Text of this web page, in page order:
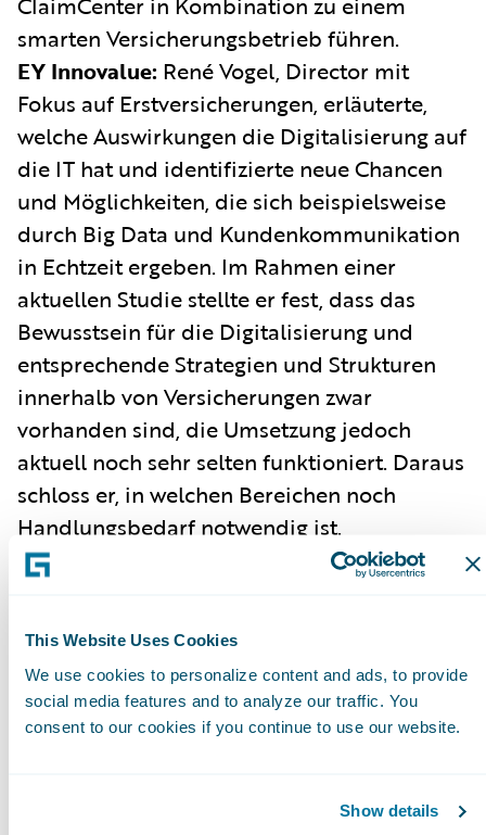
This Website Uses Cookies
We use cookies to personalize content and ads, to provide
social media features and to analyze our traffic. You
consent to our cookies if you continue to use our website.
Show details
smarten Versicherungsbetrieb führen.
EY Innovalue: René Vogel, Director mit
Fokus auf Erstversicherungen, erläuterte,
welche Auswirkungen die Digitalisierung auf
die IT hat und identifizierte neue Chancen
und Möglichkeiten, die sich beispielsweise
durch Big Data und Kundenkommunikation
in Echtzeit ergeben. Im Rahmen einer
aktuellen Studie stellte er fest, dass das
Bewusstsein für die Digitalisierung und
entsprechende Strategien und Strukturen
innerhalb von Versicherungen zwar
vorhanden sind, die Umsetzung jedoch
aktuell noch sehr selten funktioniert. Daraus
schloss er, in welchen Bereichen noch
Handlungsbedarf notwendig ist.
Zurich Deutschland:
Horst Nussbaumer,
Einführung der Guidewire InsuranceSuite™
als neues Kernsystem. Er führte aus, warum
die abzulösende IT-Landschaft nicht auf